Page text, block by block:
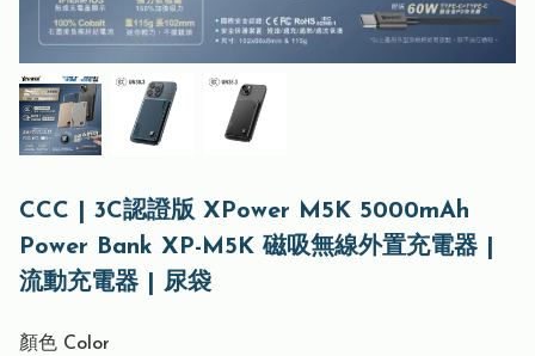
CCC | 3C認證版 XPower M5K 5000mAh
Power Bank XP-M5K 磁吸無線外置充電器 |
流動充電器 | 尿袋
顏色 Color